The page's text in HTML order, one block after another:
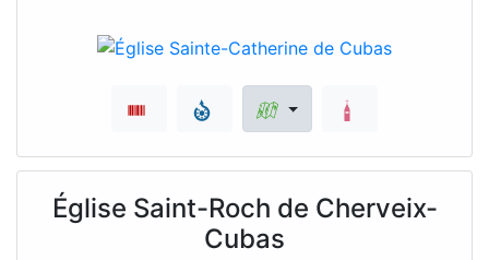
Église Saint-Roch de Cherveix-
Cubas